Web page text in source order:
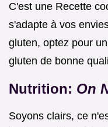
C'est une Recette
s'adapte à vos
gluten, optez pour
gluten de bonne
Nutrition: On
Soyons clairs, ce